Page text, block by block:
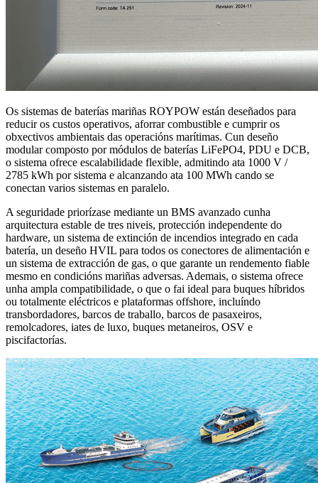
Os sistemas de baterías mariñas ROYPOW están deseñados para
reducir os custos operativos, aforrar combustible e cumprir os
obxectivos ambientais das operacións marítimas. Cun deseño
modular composto por módulos de baterías LiFePO4, PDU e DCB,
o sistema ofrece escalabilidade flexible, admitindo ata 1000 V /
2785 kWh por sistema e alcanzando ata 100 MWh cando se
conectan varios sistemas en paralelo.
A seguridade priorízase mediante un BMS avanzado cunha
arquitectura estable de tres niveis, protección independente do
hardware, un sistema de extinción de incendios integrado en cada
batería, un deseño HVIL para todos os conectores de alimentación e
un sistema de extracción de gas, o que garante un rendemento fiable
mesmo en condicións mariñas adversas. Ademais, o sistema ofrece
unha ampla compatibilidade, o que o fai ideal para buques híbridos
ou totalmente eléctricos e plataformas offshore, incluíndo
transbordadores, barcos de traballo, barcos de pasaxeiros,
remolcadores, iates de luxo, buques metaneiros, OSV e
piscifactorías.